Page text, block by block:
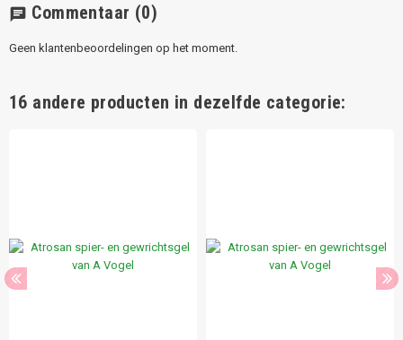
chat Commentaar (0)
Geen klantenbeoordelingen op het moment.
16 andere producten in dezelfde categorie: